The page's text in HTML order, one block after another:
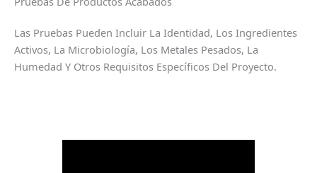
Las Pruebas Pueden Incluir La Identidad, Los Ingredientes
Activos, La Microbiología, Los Metales Pesados, La
Humedad Y Otros Requisitos Específicos Del Proyecto.